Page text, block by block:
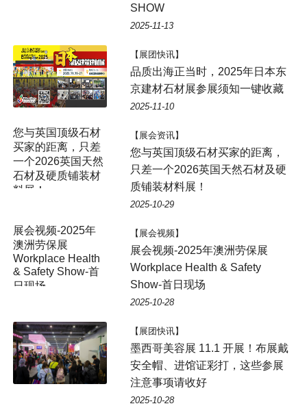
SHOW
2025-11-13
【展团快讯】
品质出海正当时，2025年日本东
京建材石材展参展须知一键收藏
2025-11-10
您与英国顶级石材
买家的距离，只差
一个2026英国天然
石材及硬质铺装材
料展！
【展会资讯】
您与英国顶级石材买家的距离，
只差一个2026英国天然石材及硬
质铺装材料展！
2025-10-29
展会视频-2025年
澳洲劳保展
Workplace Health
& Safety Show-首
日现场
【展会视频】
展会视频-2025年澳洲劳保展
Workplace Health & Safety
Show-首日现场
2025-10-28
【展团快讯】
墨西哥美容展 11.1 开展！布展戴
安全帽、进馆证彩打，这些参展
注意事项请收好
2025-10-28